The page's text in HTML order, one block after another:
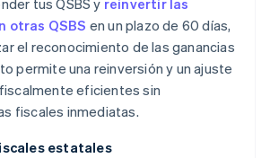
tus QSBS y reinvertir las
otras QSBS en un plazo de 60 días,
el reconocimiento de las ganancias
permite una reinversión y un ajuste
eficientes sin
fiscales inmediatas.
estatales